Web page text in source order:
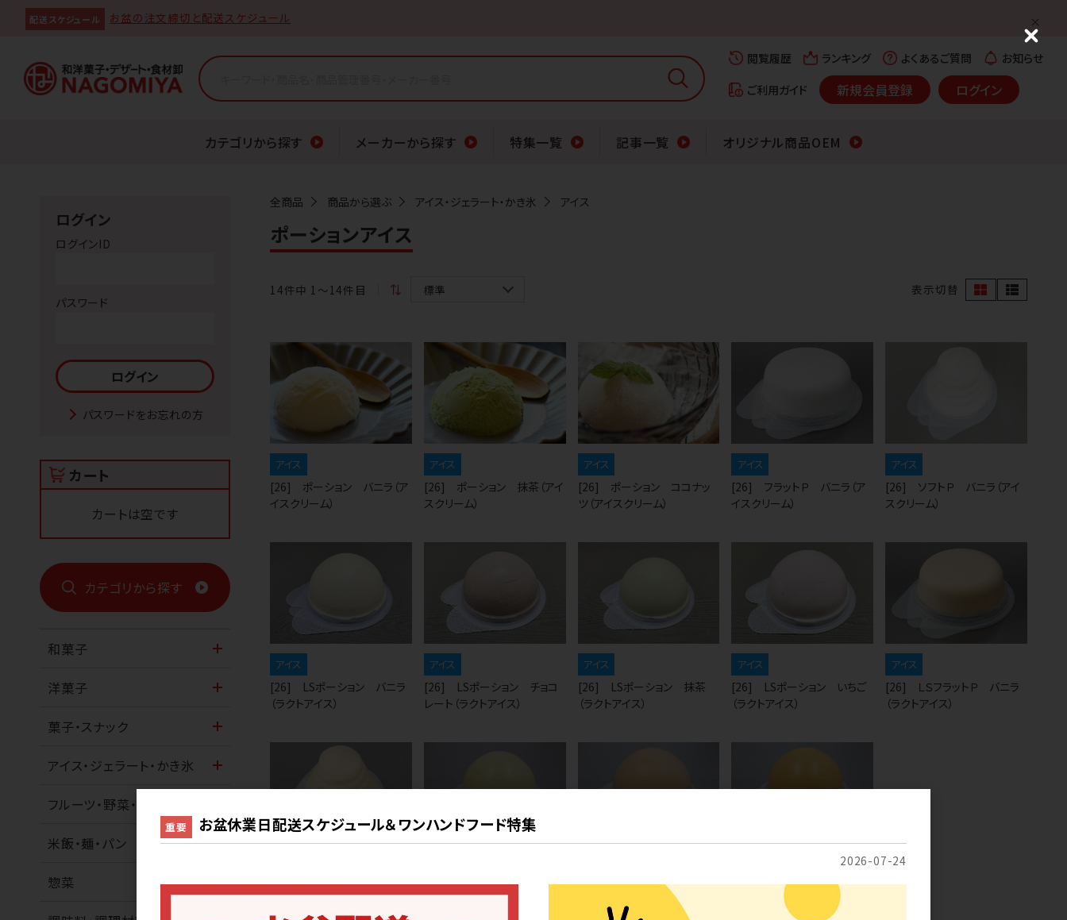
配送スケジュール お盆の注文締切と配送スケジュール
閲覧履歴 ランキング よくあるご質問
お知らせ
ご利用ガイド
新規会員登録 ログイン
カテゴリから探す メーカーから探す 特集一覧 記事一覧 オリジナル商品OEM
全商品 商品から選ぶ アイス・ジェラート・かき氷 アイス
ポーションアイス
14件中 1〜14件目 表示切替
アイス
[26] ポーション バニラ（ア
イスクリーム）
アイス
[26] ポーション 抹茶（アイ
スクリーム）
アイス
[26] ポーション ココナッ
ツ（アイスクリーム）
アイス
[26] フラットＰ バニラ（ア
イスクリーム）
アイス
[26] ソフトＰ バニラ（アイ
スクリーム）
アイス
[26] LSポーション バニラ
（ラクトアイス）
アイス
[26] LSポーション チョコ
レート（ラクトアイス）
アイス
[26] LSポーション 抹茶
（ラクトアイス）
アイス
[26] LSポーション いちご
（ラクトアイス）
アイス
[26] ＬＳフラットＰ バニラ
（ラクトアイス）
[26] ＬＳソフトＰ バニラ（ラ
[26] ポーション 柚子（シャ
[26] ポーション オレンジ
（シャーベット）
[26] ポーション マンゴー
（シャーベット）
ログイン
ログインID
パスワード
パスワードをお忘れの方
カート
カートは空です
カテゴリから探す
和菓子
洋菓子
菓子・スナック
アイス・ジェラート・かき氷
フルーツ・野菜・ナッツ
米飯・麺・パン
惣菜
重要 お盆休業日配送スケジュール＆ワンハンドフード特集
2026-07-24
C
l